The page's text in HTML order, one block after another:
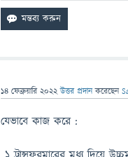
14 ফেব্রুয়ারি 2022 উত্তর প্রদান করেছেন
যেভাবে কাজ করে :